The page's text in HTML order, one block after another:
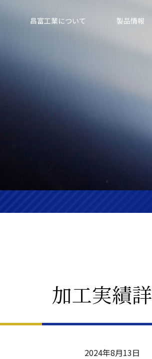
昌富工業について 製品情報
加工実績
2024年8月13日